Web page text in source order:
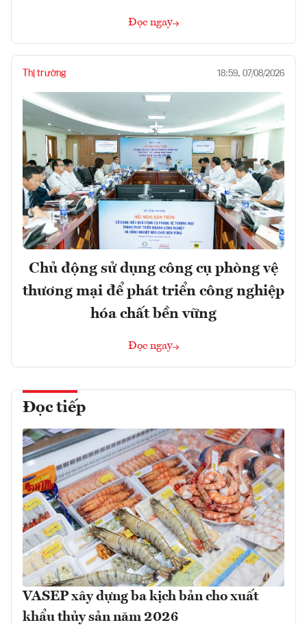
Đọc ngay
Thị trường 18:59, 07/08/2026
Chủ động sử dụng công cụ phòng vệ
thương mại để phát triển công nghiệp
hóa chất bền vững
Đọc ngay
Đọc tiếp
VASEP xây dựng ba kịch bản cho xuất
khẩu thủy sản năm 2026